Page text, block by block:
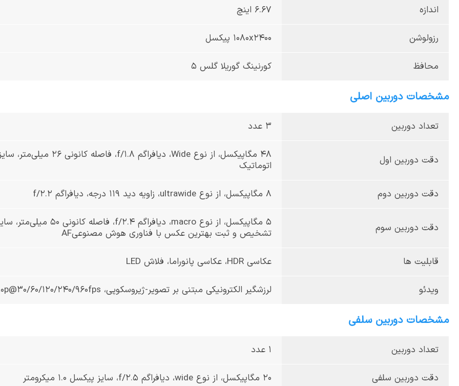
اندازه 6.67 اینچ
رزولوشن 1080x2400 پیکسل
محافظ کورنینگ گوریلا گلس 5
مشخصات دوربین اصلی
تعداد دوربین 3 عدد
دقت دوربین اول
اتوماتیک
دقت دوربین دوم 8 مگا‌پیکسل، از نوع ultrawide، زاویه دید 119 درجه، دیافراگم f/2.2
دقت دوربین سوم
تشخیص و ثبت بهترین عکس با فناوری هوش مصنوعیAF
قابلیت ها عکاسی HDR، عکاسی پانوراما، فلاش LED
ویدئو لرزشگیر الکترونیکی مبتنی بر تصویر-ژیروسکوپی، 4K@30fps ،1080p@30/60/120/240/960fps
مشخصات دوربین سلفی
تعداد دوربین 1 عدد
دقت دوربین سلفی 20 مگا‌پیکسل، از نوع wide، دیافراگم f/2.5، سایز پیکسل 1.0 میکرومتر